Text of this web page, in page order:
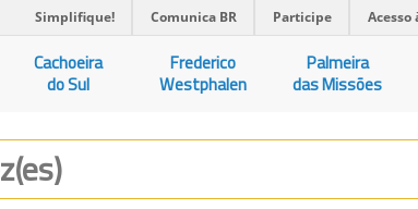
Simplifique! Comunica BR Participe Acesso
Cachoeira
do Sul
Frederico
Westphalen
Palmeira
das Missões